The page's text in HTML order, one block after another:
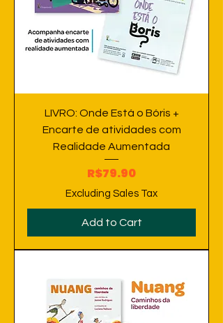
LIVRO: Onde Está o Bóris +
Encarte de atividades com
Realidade Aumentada
Price
R$79.90
Excluding Sales Tax
Add to Cart